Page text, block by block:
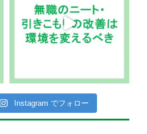
Instagram でフォロー